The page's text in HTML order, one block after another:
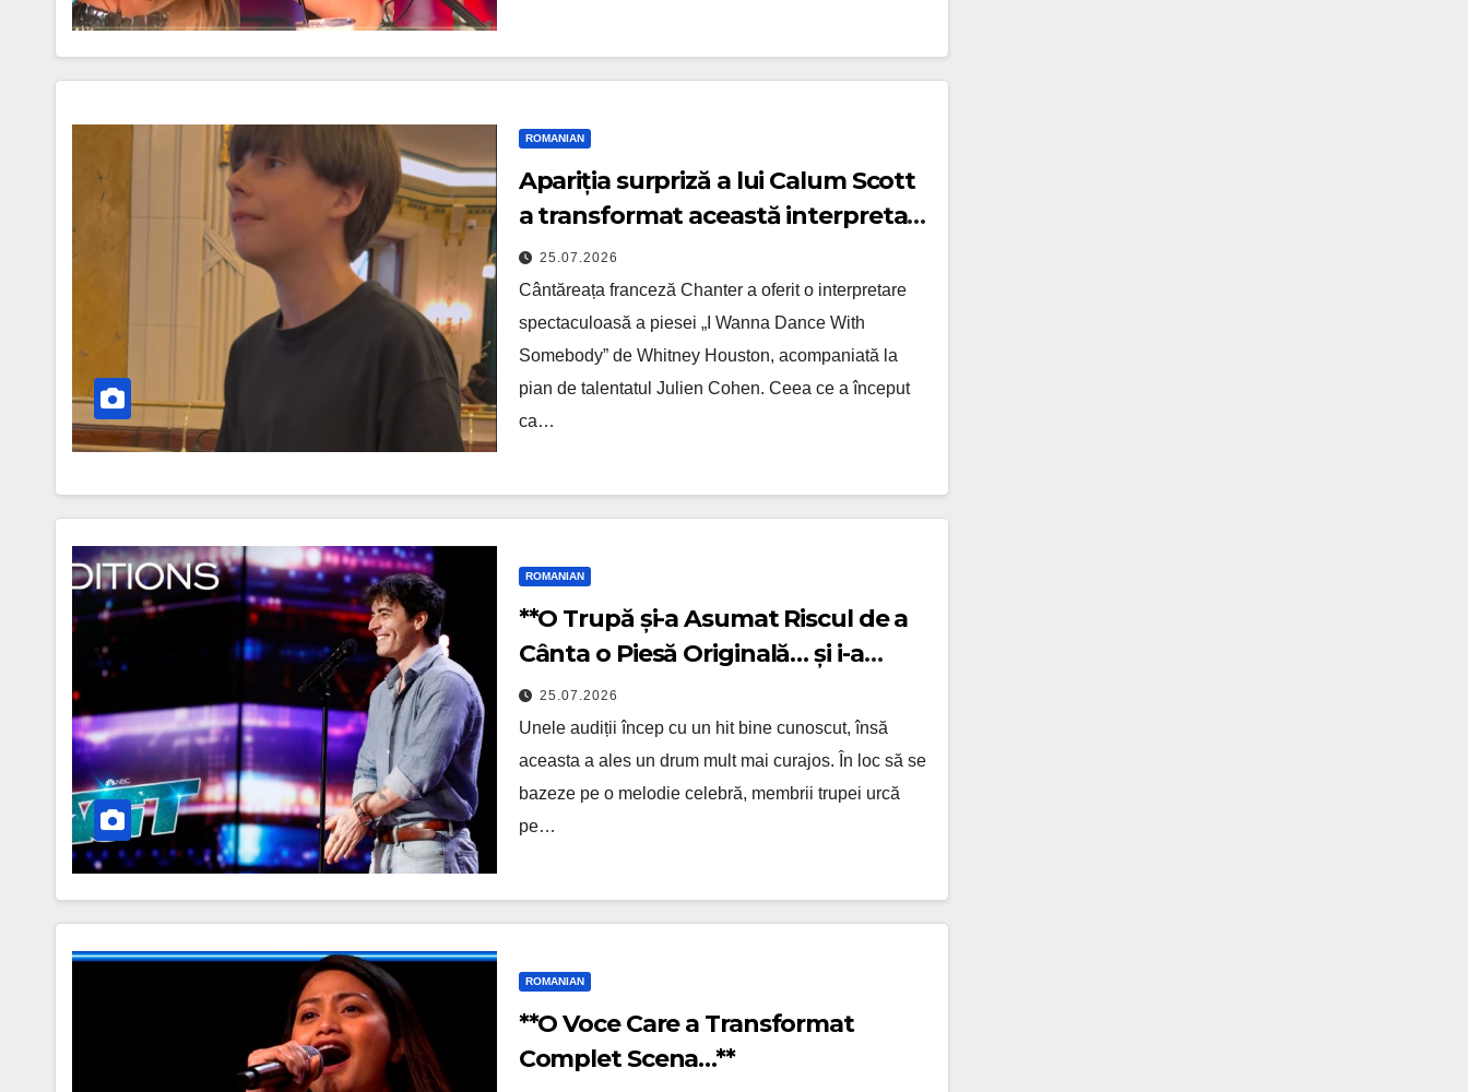
ROMANIAN
Apariția surpriză a lui Calum Scott
a transformat această interpretare
într-un moment magic
25.07.2026
Cântăreața franceză Chanter a oferit o interpretare
spectaculoasă a piesei „I Wanna Dance With
Somebody” de Whitney Houston, acompaniată la
pian de talentatul Julien Cohen. Ceea ce a început
ca…
ROMANIAN
**O Trupă și-a Asumat Riscul de a
Cânta o Piesă Originală… și i-a
Lăsat pe Toți Fără Cuvinte**
25.07.2026
Unele audiții încep cu un hit bine cunoscut, însă
aceasta a ales un drum mult mai curajos. În loc să se
bazeze pe o melodie celebră, membrii trupei urcă
pe…
ROMANIAN
**O Voce Care a Transformat
Complet Scena…**